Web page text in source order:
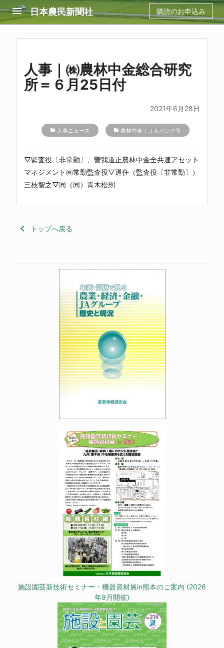
menu 日本農民新聞社 購読のお申込み
人事｜㈱農林中金総合研究
所＝６月25日付
2021年6月28日
folder 人事ニュース folder 農林中金｜ＪＡバンク等
▽監査役〔非常勤〕、曽我道正農林中金全共連アセット
マネジメント㈱常勤監査役▽退任（監査役〔非常勤〕）
三枝智之▽同（同）青木松則
keyboard_arrow_left トップへ戻る
施設園芸新技術セミナー・機器資材展in熊本のご案内 (2026
年9月開催)